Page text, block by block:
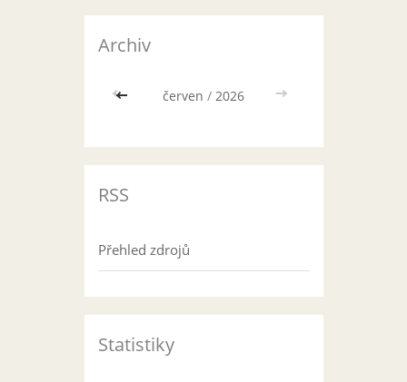
Archiv
<< červen / 2026 >>
RSS
Přehled zdrojů
Statistiky